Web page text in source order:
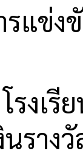
รแข่
รงเ
ราง